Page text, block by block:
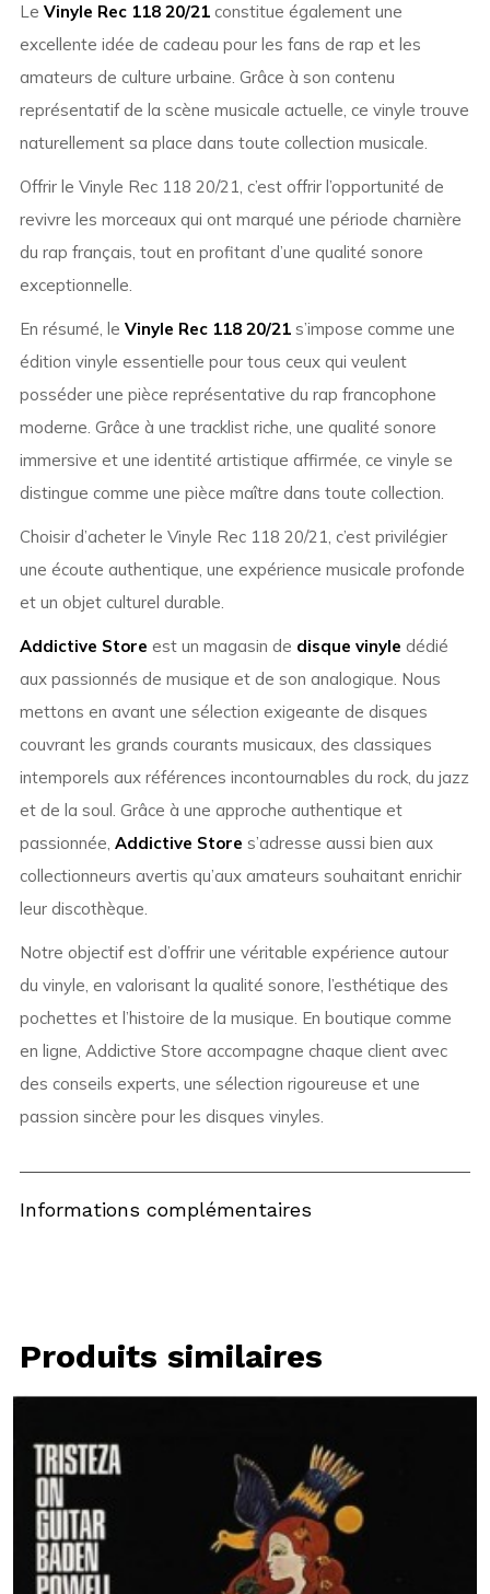
Le Vinyle Rec 118 20/21constitue également une
excellente idée de cadeau pour les fans de rap et les
amateurs de culture urbaine. Grâce à son contenu
représentatif de la scène musicale actuelle, ce vinyle trouve
naturellement sa place dans toute collection musicale.
Offrir le Vinyle Rec 118 20/21, c’est offrir l’opportunité de
revivre les morceaux qui ont marqué une période charnière
du rap français, tout en profitant d’une qualité sonore
exceptionnelle.
En résumé, le Vinyle Rec 118 20/21s’impose comme une
édition vinyle essentielle pour tous ceux qui veulent
posséder une pièce représentative du rap francophone
moderne. Grâce à une tracklist riche, une qualité sonore
immersive et une identité artistique affirmée, ce vinyle se
distingue comme une pièce maître dans toute collection.
Choisir d’acheter le Vinyle Rec 118 20/21, c’est privilégier
une écoute authentique, une expérience musicale profonde
et un objet culturel durable.
Addictive Store est un magasin de disque vinyle dédié
aux passionnés de musique et de son analogique. Nous
mettons en avant une sélection exigeante de disques
couvrant les grands courants musicaux, des classiques
intemporels aux références incontournables du rock, du jazz
et de la soul. Grâce à une approche authentique et
passionnée, Addictive Store s’adresse aussi bien aux
collectionneurs avertis qu’aux amateurs souhaitant enrichir
leur discothèque.
Notre objectif est d’offrir une véritable expérience autour
du vinyle, en valorisant la qualité sonore, l’esthétique des
pochettes et l’histoire de la musique. En boutique comme
en ligne, Addictive Store accompagne chaque client avec
des conseils experts, une sélection rigoureuse et une
passion sincère pour les disques vinyles.
Informations complémentaires
Produits similaires